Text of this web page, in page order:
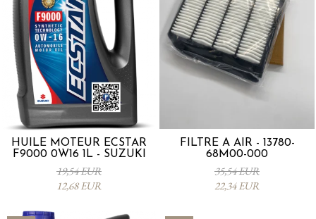
HUILE MOTEUR ECSTAR
F9000 0W16 1L - SUZUKI
19,54 EUR
12,68 EUR
FILTRE À AIR - 13780-
68M00-000
35,54 EUR
22,34 EUR